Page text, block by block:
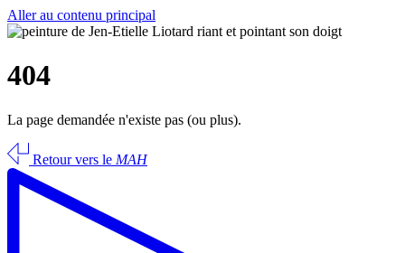
Aller au contenu principal
404
La page demandée n'existe pas (ou plus).
Retour vers le MAH